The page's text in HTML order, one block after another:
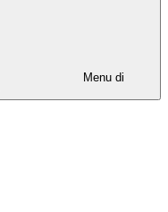
Menu di